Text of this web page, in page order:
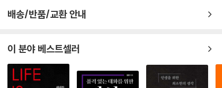
배송/반품/교환 안내
이 분야 베스트셀러